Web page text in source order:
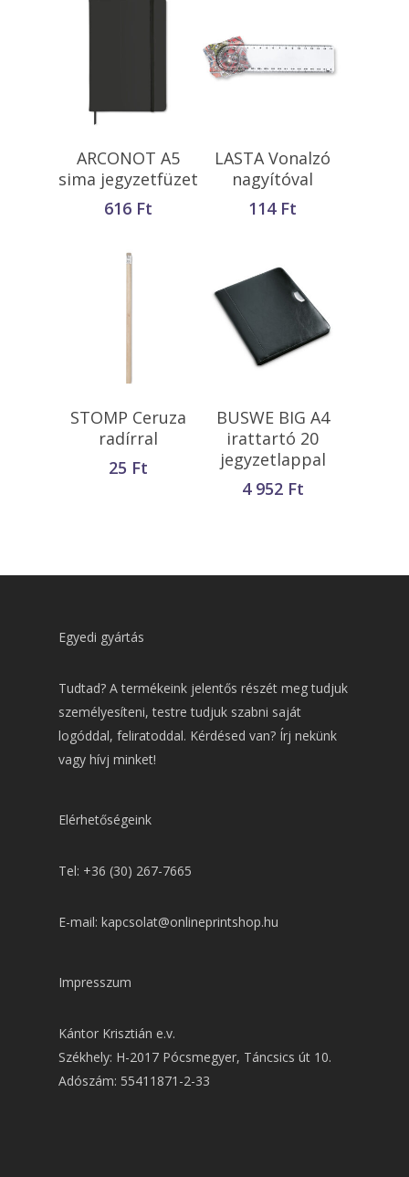
Opciók Választása
ARCONOT A5
sima jegyzetfüzet
616 Ft
Kosárba
Teszem
LASTA Vonalzó
nagyítóval
114 Ft
Opciók Választása
STOMP Ceruza
radírral
25 Ft
Kosárba
Teszem
BUSWE BIG A4
irattartó 20
jegyzetlappal
4 952 Ft
Egyedi gyártás
Tudtad? A termékeink jelentős részét meg tudjuk
személyesíteni, testre tudjuk szabni saját
logóddal, feliratoddal. Kérdésed van? Írj nekünk
vagy hívj minket!
Elérhetőségeink
Tel: +36 (30) 267-7665
E-mail: kapcsolat@onlineprintshop.hu
Impresszum
Kántor Krisztián e.v.
Székhely: H-2017 Pócsmegyer, Táncsics út 10.
Adószám: 55411871-2-33